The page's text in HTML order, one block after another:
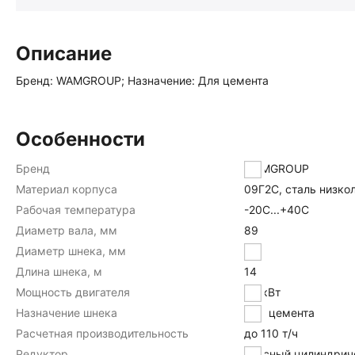
Описание
Бренд: WAMGROUP; Назначение: Для цемента
Особенности
Бренд
WAMGROUP
Материал корпуса
09Г2С, сталь
Рабочая температура
-20С...+40С
Диаметр вала, мм
89
Диаметр шнека, мм
Длина шнека, м
14
Мощность двигателя
30 кВт
Назначение шнека
Для цемента
Расчетная производительность
до 110 т/ч